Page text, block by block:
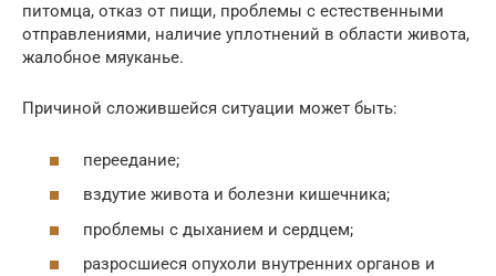
питомца, отказ от пищи, проблемы с естественными
отправлениями, наличие уплотнений в области живота,
жалобное мяуканье.
Причиной сложившейся ситуации может быть:
переедание;
вздутие живота и болезни кишечника;
проблемы с дыханием и сердцем;
разросшиеся опухоли внутренних органов и